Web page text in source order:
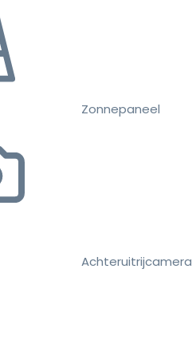
Zonnepaneel
Achteruitrijcamera